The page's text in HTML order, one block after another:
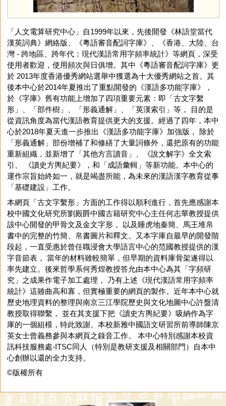
「人文電算研究中心」自1999年以來，先後開發《林語堂當代
漢英詞典》網絡版、《粵語審音配詞字庫》、《香港、大陸、台
灣 - 跨地區、跨年代：現代漢語常用字頻率統計》等網頁，深受
使用者歡迎，使用頻次與日俱增。其中《粵語審音配詞字庫》更
於 2013年度香港優秀網站選舉中獲選為十大優秀網站之首。其
後本中心於2014年夏推出了重點開發的《漢語多功能字庫》，
於《字庫》舊有功能上增加了四項重要元素：即「古文字繫
形」、「部件樹」、「形義通解」、「英漢索引」等， 目的是
從資訊角度為當代漢語教育提供更大的支援。經過了四年，本中
心於2018年夏天進一步推出《漢語多功能字庫》加強版， 除於
「形義通解」部份增補了和修繕了大量詞條外，還把原有的功能
重新組織，並新增了「其他方言讀音」、《說文解字》全文索
引、 《讀史方輿紀要》，和「成語彙輯」等新功能。本中心的
運作宗旨始終如一，就是竭盡所能，為未來的漢語漢字教育從事
「基礎建設」工作。
本網頁「古文字繫形」方面的工作得以順利進行，首先應感謝本
校中國文化研究所劉殿爵中國古籍研究中心主任何志華教授提供
該中心開發的甲骨文及金文字形， 以及睡虎地秦簡、馬王堆帛
書中的完整的竹簡、帛書圖片和釋文。又本字庫自最早的開發階
段起，一直受惠於曾任職浸會大學語言中心的范國教授提供的漢
字音節表， 當年的材料雖較簡單，但早期的資料庫骨架遂得以
率先建立。後來哲學系何秀煌教授答允由本中心為其「字頻研
究」之成果作電子加工處理， 乃有上述《現代漢語常用字頻率
統計》這雖曲高和寡，但實極重要的網頁的製作。近年本中心就
歷史地理資料的整理與南京三江學院歷史與文化地圖中心許盤清
教授取得聯繫， 並在其支援下把《讀史方輿紀要》吸納作為字
庫的一個組模，特此致謝。本校新雅中國語文研習所前導師陳京
英女士曾義務參與本網頁之錄音工作。 本中心特別感謝本校資
訊科技服務處-ITSC同人（特別是教研支援及相關部門）自本中
心創辦以還的全力支持。
©版權所有